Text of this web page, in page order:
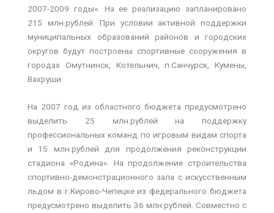
2007-2009 годы». На ее реализацию запланировано
215 млн.рублей. При условии активной поддержки
муниципальных образований районов и городских
округов будут построены спортивные сооружения в
городах Омутнинск, Котельнич, п.Санчурск, Кумены,
Вахруши.
На 2007 год из областного бюджета предусмотрено
выделить 25 млн.рублей на поддержку
профессиональных команд по игровым видам спорта
и 15 млн.рублей для продолжения реконструкции
стадиона «Родина». На продолжение строительства
спортивно-демонстрационного зала с искусственным
льдом в г.Кирово-Чепецке из федерального бюджета
предусмотрено выделить 36 млн.рублей. Совместно с